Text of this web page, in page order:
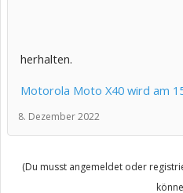
herhalten.
Motorola Moto X40 wird am
8. Dezember 2022
(Du musst angemeldet oder